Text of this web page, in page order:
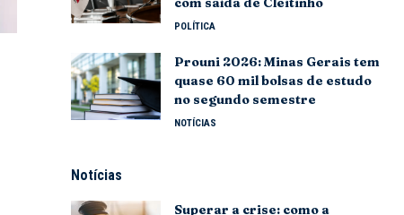
POLÍTICA
Prouni 2026: Minas Gerais tem
quase 60 mil bolsas de estudo
no segundo semestre
NOTÍCIAS
Notícias
Superar a crise: como a